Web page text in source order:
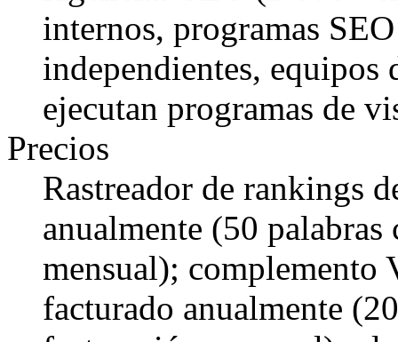
internos, programas
independientes, equipos
ejecutan programas de
Precios
Rastreador de rankings
anualmente (50
mensual); complemento
facturado anualmente